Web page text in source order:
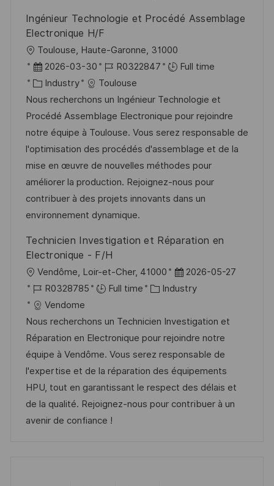
e
Ingénieur Technologie et Procédé Assemblage
Electronique H/F
L
o
c
a
t
i
o
n
Toulouse, Haute-Garonne, 31000
P
o
s
t
e
d
D
a
t
e
2026-03-30
J
o
b
I
d
R0322847
Full time
C
a
t
e
g
o
r
y
Industry
Toulouse
Nous recherchons un Ingénieur Technologie et
Procédé Assemblage Electronique pour rejoindre
notre équipe à Toulouse. Vous serez responsable de
l'optimisation des procédés d'assemblage et de la
mise en œuvre de nouvelles méthodes pour
améliorer la production. Rejoignez-nous pour
contribuer à des projets innovants dans un
environnement dynamique.
Technicien Investigation et Réparation en
Electronique - F/H
L
o
c
a
t
i
o
n
Vendôme, Loir-et-Cher, 41000
P
o
t
e
d
D
a
t
2026-05-27
J
o
b
I
d
R0328785 Full time
C
t
e
g
o
r
y
Industry
Vendome
Nous recherchons un Technicien Investigation et
Réparation en Electronique pour rejoindre notre
équipe à Vendôme. Vous serez responsable de
l'expertise et de la réparation des équipements
HPU, tout en garantissant le respect des délais et
de la qualité. Rejoignez-nous pour contribuer à un
avenir de confiance !